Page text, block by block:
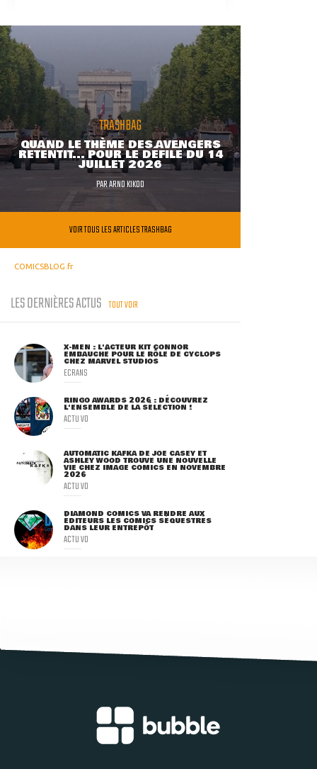
TRASHBAG
QUAND LE THÈME DES AVENGERS
RETENTIT... POUR LE DÉFILÉ DU 14
JUILLET 2026
PARARNO KIKOO
VOIR TOUS LES ARTICLES TRASHBAG
COMICSBLOG.fr
LES DERNIÈRES ACTUS TOUT VOIR
X-MEN : L'ACTEUR KIT CONNOR
EMBAUCHÉ POUR LE RÔLE DE CYCLOPS
CHEZ MARVEL STUDIOS
ECRANS
RINGO AWARDS 2026 : DÉCOUVREZ
L'ENSEMBLE DE LA SÉLECTION !
ACTU VO
AUTOMATIC KAFKA DE JOE CASEY ET
ASHLEY WOOD TROUVE UNE NOUVELLE
VIE CHEZ IMAGE COMICS EN NOVEMBRE
2026
ACTU VO
DIAMOND COMICS VA RENDRE AUX
ÉDITEURS LES COMICS SÉQUESTRÉS
DANS LEUR ENTREPÔT
ACTU VO